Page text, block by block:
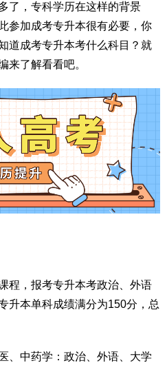
了，专科学历在这样的背景
参加成考专升本很有必要，你
道成考专升本考什么科目？就
来了解看看吧。
程，报考专升本考政治、外语
升本单科成绩满分为150分，总
、中药学：政治、外语、大学